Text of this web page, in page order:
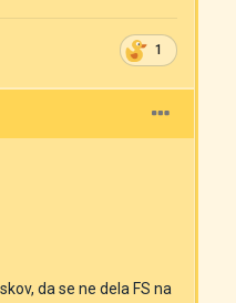
1
da se ne dela FS na